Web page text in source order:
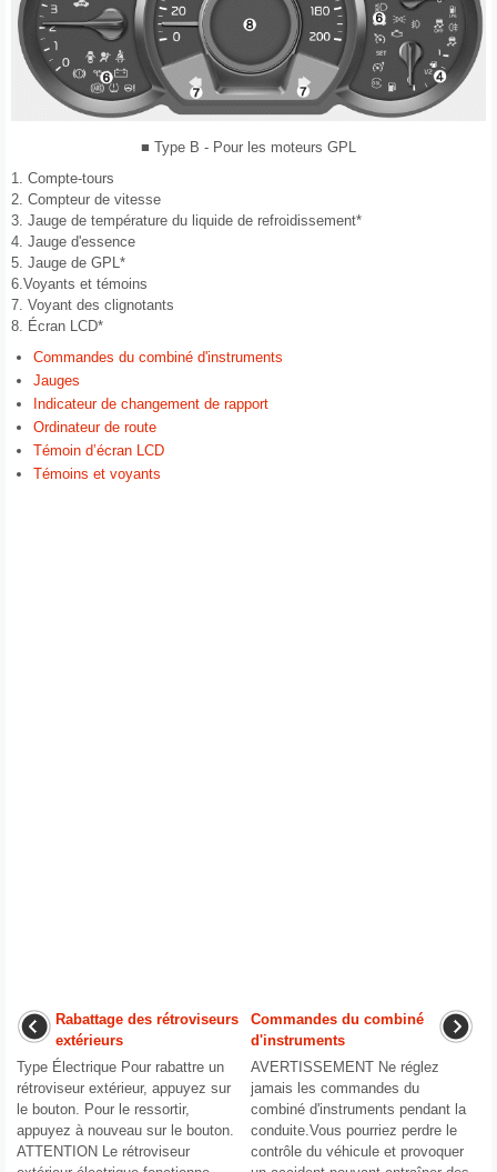
■ Type B - Pour les moteurs GPL
1. Compte-tours
2. Compteur de vitesse
3. Jauge de température du liquide de refroidissement*
4. Jauge d'essence
5. Jauge de GPL*
6.Voyants et témoins
7. Voyant des clignotants
8. Écran LCD*
Commandes du combiné d'instruments
Jauges
Indicateur de changement de rapport
Ordinateur de route
Témoin d’écran LCD
Témoins et voyants
Rabattage des rétroviseurs
extérieurs
Type Électrique Pour rabattre un
rétroviseur extérieur, appuyez sur
le bouton. Pour le ressortir,
appuyez à nouveau sur le bouton.
ATTENTION Le rétroviseur
Commandes du combiné
d'instruments
AVERTISSEMENT Ne réglez
jamais les commandes du
combiné d'instruments pendant la
conduite.Vous pourriez perdre le
contrôle du véhicule et provoquer